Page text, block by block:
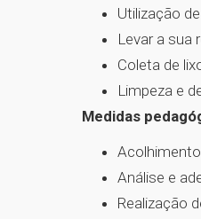
Utilização
Levar a sua
Coleta de
Limpeza e
Medidas
Análise e
Realização